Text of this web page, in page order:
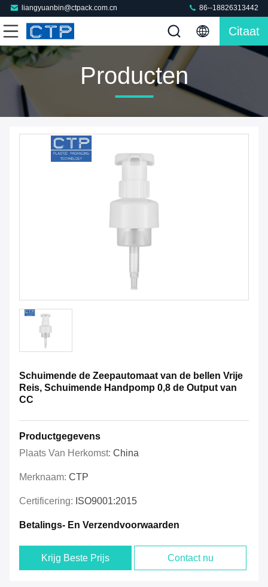
liangyuanbin@ctpack.com.cn 86--18826313442
Citaat
Producten
Schuimende de Zeepautomaat van de bellen Vrije
Reis, Schuimende Handpomp 0,8 de Output van
CC
Productgegevens
Plaats Van Herkomst: China
Merknaam: CTP
Certificering: ISO9001:2015
Betalings- En Verzendvoorwaarden
Krijg Beste Prijs Contact nu